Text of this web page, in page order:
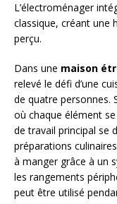
L’électroménager
classique, créant une
perçu.
Dans une maison
relevé le défi d’une
de quatre personnes.
où chaque élément
de travail principal se
préparations
à manger grâce à un
les rangements
peut être utilisé